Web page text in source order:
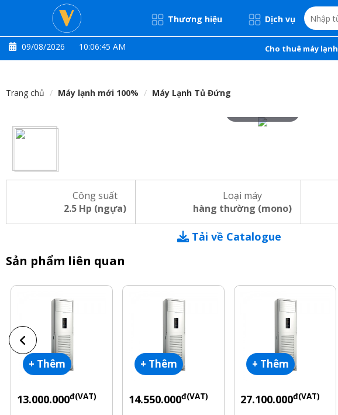
Thương hiệu Dịch vụ
09/08/2026 10:06:46 AM Cho thuê máy lạnh
Trang chủ Máy lạnh mới 100% Máy Lạnh Tủ Đứng
Công suất
2.5 Hp (ngựa)
Loại máy
hàng thường (mono)
Tải về Catalogue
Sản phẩm liên quan
+ Thêm
13.000.000đ(VAT)
+ Thêm
14.550.000đ(VAT)
+ Thêm
27.100.000đ(VAT)